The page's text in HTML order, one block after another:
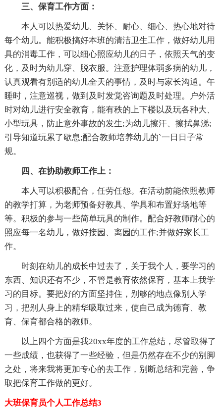
三、保育工作方面：
本人可以热爱幼儿、关怀、耐心、细心、热心地对待
每个幼儿。能积极搞好本班的清洁卫生工作，做好幼儿用
具的消毒工作，可以细心照应幼儿的日子，依照天气的变
化，及时为幼儿穿、脱衣服。注意护理体弱多病的幼儿，
认真观看有别适的幼儿全天的事情，及时与家长沟通。午
睡时，注意巡视，做到及时发觉咨询题及时处理。户外活
时对幼儿进行安全教育，能有秩的上下楼以及玩各种大、
小型玩具，防止意外事故的发生;为幼儿擦汗、擦拭鼻涕;
引导知道玩累了歇息;配合教师培养幼儿的`一日日子常
规。
四、在协助教师工作上：
本人可以积极配合，任劳任怨。在活动前能依照教师
的教学打算，为老师预备好教具、学具和布置好场地等
等。积极的参与一些简单玩具的制作。配合好教师耐心的
照应每一名幼儿，做好接园、离园的工作;并做好家长工
作。
时刻在幼儿的成长中过去了，关于我个人，要学习的
东西、知识还有不少，不管是教育依然保育，基本上我学
习的目标。要把好的方面坚持住，别够的地点像别人学
习，把别人身上的精华吸取过来，使自己成为德育、教
育、保育都合格的教师。
以上四个方面是我20xx年度的工作总结，尽管取得了
一些成绩，也获得了一些经验，但是仍然存在不少的别脚
之处，将来我将更加专心的去工作，别断总结和完善，争
取把保育工作做的更好。
大班保育员个人工作总结3